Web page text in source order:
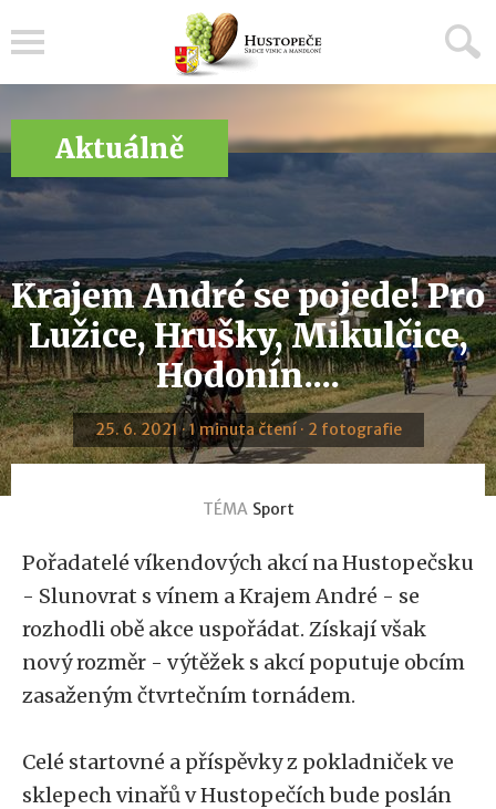
Aktuálně
Krajem André se pojede! Pro
Lužice, Hrušky, Mikulčice,
Hodonín....
25. 6. 2021 · 1 minuta čtení · 2 fotografie
TÉMA Sport
Pořadatelé víkendových akcí na Hustopečsku
- Slunovrat s vínem a Krajem André - se
rozhodli obě akce uspořádat. Získají však
nový rozměr - výtěžek s akcí poputuje obcím
zasaženým čtvrtečním tornádem.
Celé startovné a příspěvky z pokladniček ve
sklepech vinařů v Hustopečích bude poslán